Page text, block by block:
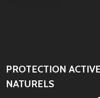
PROTECTION
NATURELS